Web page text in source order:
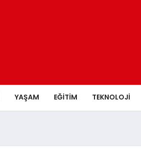
YAŞAM EĞİTİM TEKNOLOJİ